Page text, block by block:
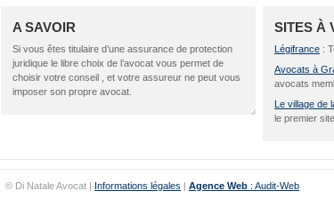
A SAVOIR
Si vous êtes titulaire d’une assurance de protection
juridique le libre choix de l’avocat vous permet de
choisir votre conseil , et votre assureur ne peut vous
imposer son propre avocat.
SITES À
Légifrance :
Avocats à
avocats
Le village de
le premier
© Di Natale Avocat | Informations légales Agence Web : Audit-Web